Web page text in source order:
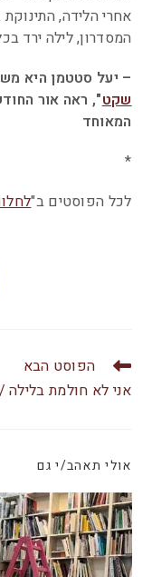
אחרי הלידה,
המסדרון, לילה ירד
– יעל סטטמן היא
שקט
המאוחד
*
לכל הפוסטים ב"
הפוסט הבא
אני לא חולמת בלילה
אולי תאהב/י גם